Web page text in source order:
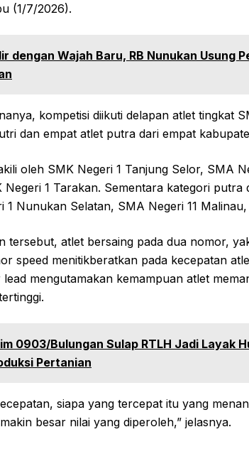
(1/7/2026).
dengan Wajah Baru, RB Nunukan Usung
kompetisi diikuti delapan atlet tingkat
dan empat atlet putra dari empat
oleh SMK Negeri 1 Tanjung Selor, SMA
Negeri 1 Tarakan. Sementara kategori putra
1 Nunukan Selatan, SMA Negeri 11
tersebut, atlet bersaing pada dua nomor,
speed menitikberatkan pada kecepatan
mengutamakan kemampuan atlet
0903/Bulungan Sulap RTLH Jadi Layak
Pertanian
siapa yang tercepat itu yang
besar nilai yang diperoleh,” jelasnya.